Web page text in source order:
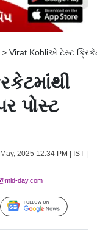
> Virat Kohliએ ટેસ્ટ
પોસ્ટ
2025 12:34 PM | IST |
day.com
Follow Us